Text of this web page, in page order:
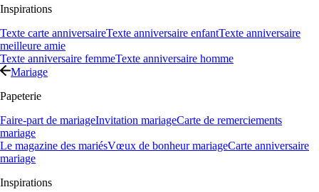
Inspirations
Texte carte anniversaireTexte anniversaire enfantTexte anniversaire
meilleure amie
Texte anniversaire femmeTexte anniversaire homme
Mariage
Papeterie
Faire-part de mariageInvitation mariageCarte de remerciements
mariage
Le magazine des mariésVœux de bonheur mariageCarte anniversaire
mariage
Inspirations